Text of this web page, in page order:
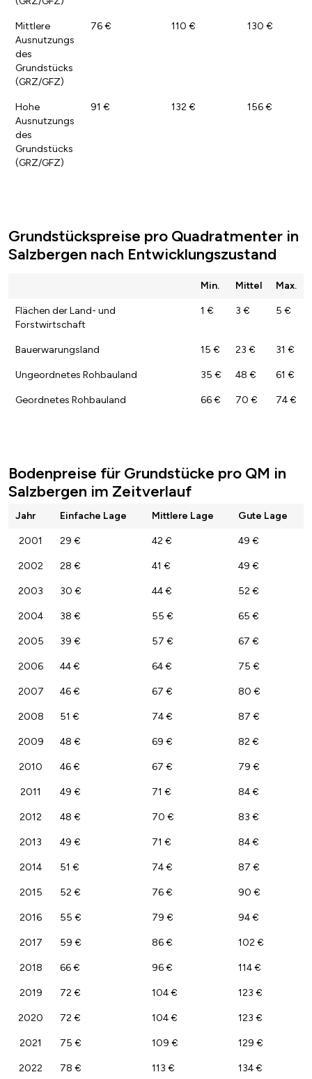
Mittlere
Ausnutzungs
des
Grundstücks
(GRZ/GFZ)
76 € 110 € 130 €
Hohe
Ausnutzungs
des
Grundstücks
(GRZ/GFZ)
91 € 132 € 156 €
Grundstückspreise pro Quadratmenter in
Salzbergen nach Entwicklungszustand
Min. Mittel Max.
Flächen der Land- und
Forstwirtschaft
1 € 3 € 5 €
Bauerwarungsland 15 € 23 € 31 €
Ungeordnetes Rohbauland 35 € 48 € 61 €
Geordnetes Rohbauland 66 € 70 € 74 €
Bodenpreise für Grundstücke pro QM in
Salzbergen im Zeitverlauf
Jahr Einfache Lage Mittlere Lage Gute Lage
2001 29 € 42 € 49 €
2002 28 € 41 € 49 €
2003 30 € 44 € 52 €
2004 38 € 55 € 65 €
2005 39 € 57 € 67 €
2006 44 € 64 € 75 €
2007 46 € 67 € 80 €
2008 51 € 74 € 87 €
2009 48 € 69 € 82 €
2010 46 € 67 € 79 €
2011 49 € 71 € 84 €
2012 48 € 70 € 83 €
2013 49 € 71 € 84 €
2014 51 € 74 € 87 €
2015 52 € 76 € 90 €
2016 55 € 79 € 94 €
2017 59 € 86 € 102 €
2018 66 € 96 € 114 €
2019 72 € 104 € 123 €
2020 72 € 104 € 123 €
2021 75 € 109 € 129 €
2022 78 € 113 € 134 €